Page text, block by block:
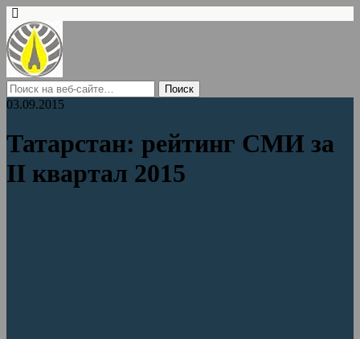
03.09.2015
Татарстан: рейтинг СМИ за
II квартал 2015